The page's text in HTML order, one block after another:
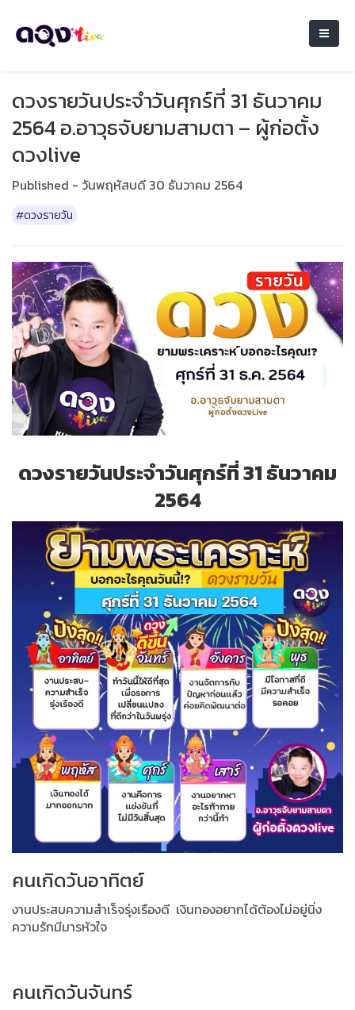
ดวงรายวันประจำวันศุกร์ที่ 31 ธันวาคม
2564 อ.อาวุธจับยามสามตา – ผู้ก่อตั้ง
ดวงlive
Published - วันพฤหัสบดี 30 ธันวาคม 2564
#ดวงรายวัน
ดวงรายวันประจำวันศุกร์ที่ 31 ธันวาคม
2564
คนเกิดวันอาทิตย์
งานประสบความสำเร็จรุ่งเรืองดี เงินทองอยากได้ต้องไม่อยู่นิ่ง
ความรักมีมารหัวใจ
คนเกิดวันจันทร์